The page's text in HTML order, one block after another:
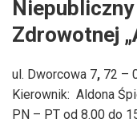
Zdrowotnej
ul. Dworcowa 7, 72 –
Kierownik: Aldona
PN – PT od 8.00 do